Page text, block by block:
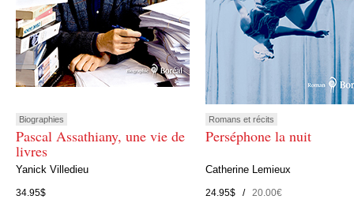
Biographies
Pascal Assathiany, une vie de
livres
Yanick Villedieu
34.95$
Romans et récits
Perséphone la nuit
Catherine Lemieux
24.95$ /20.00€